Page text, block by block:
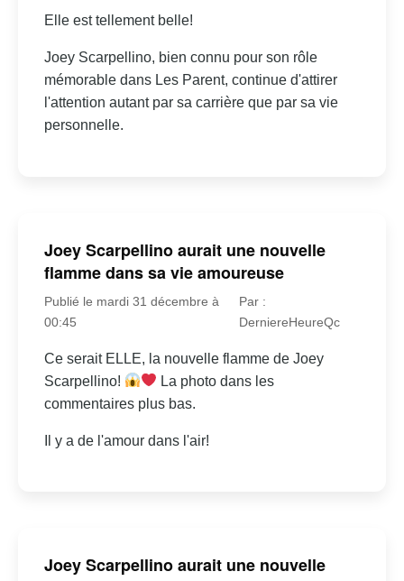
Elle est tellement belle!
Joey Scarpellino, bien connu pour son rôle
mémorable dans Les Parent, continue d'attirer
l'attention autant par sa carrière que par sa vie
personnelle.
Joey Scarpellino aurait une nouvelle
flamme dans sa vie amoureuse
Publié le mardi 31 décembre à
00:45
Par :
DerniereHeureQc
Ce serait ELLE, la nouvelle flamme de Joey
Scarpellino!
La photo dans les
commentaires plus bas.
Il y a de l'amour dans l'air!
Joey Scarpellino aurait une nouvelle